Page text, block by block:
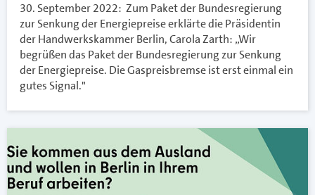
30. September 2022: Zum Paket der Bundesregierung
zur Senkung der Energiepreise erklärte die Präsidentin
der Handwerkskammer Berlin, Carola Zarth: „Wir
begrüßen das Paket der Bundesregierung zur Senkung
der Energiepreise. Die Gaspreisbremse ist erst einmal ein
gutes Signal."